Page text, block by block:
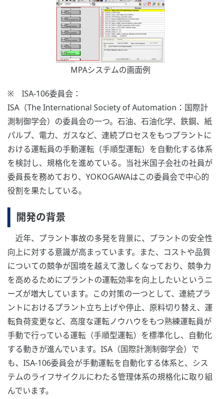
MPAシステムの画面例
※ ISA-106委員会：
ISA（The International Society of Automation：国際計
測制御学会）の委員会の一つ。石油、石油化学、鉄鋼、紙
パルプ、電力、ガスなど、連続プロセスをもつプラントに
おける運転員の手動運転（手順型運転）を自動化する体系
を検討し、規格化を進めている。当社米国子会社の社員が
委員長を務めており、YOKOGAWAはこの委員会で中心的
役割を果たしている。
開発の背景
近年、プラント事故の多発を背景に、プラントの安全性
向上に対する意識が高まっています。また、コストや品質
についての競争が国境を越えて激しくなっており、競争力
を高めるためにプラントの運転効率を向上したいというニ
ーズが増大しています。この対策の一つとして、連続プラ
ントにおけるプラント立ち上げや停止、原料切り替え、運
転負荷変更など、高度な運転ノウハウをもつ熟練運転員が
手動で行っている運転（手順型運転）を標準化し、自動化
する動きが進んでいます。ISA（国際計測制御学会）で
も、ISA-106委員会が手動運転を自動化する体系と、シス
テムのライフサイクルにわたる管理体系の規格化に取り組
んでいます。